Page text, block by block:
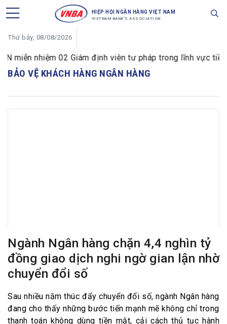
HIỆP HỘI NGÂN HÀNG VIỆT NAM
VIETNAM BANK'S ASSOCIATION
Thứ bảy, 08/08/2026
miễn nhiệm 02 Giám định viên tư pháp trong lĩnh vực tiền tệ
BẢO VỆ KHÁCH HÀNG NGÂN HÀNG
Ngành Ngân hàng chặn 4,4 nghìn tỷ
đồng giao dịch nghi ngờ gian lận nhờ
chuyển đổi số
Sau nhiều năm thúc đẩy chuyển đổi số, ngành Ngân hàng
đang cho thấy những bước tiến mạnh mẽ không chỉ trong
thanh toán không dùng tiền mặt, cải cách thủ tục hành